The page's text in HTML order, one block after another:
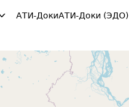
АТИ-ДокиАТИ-Доки (ЭДО)